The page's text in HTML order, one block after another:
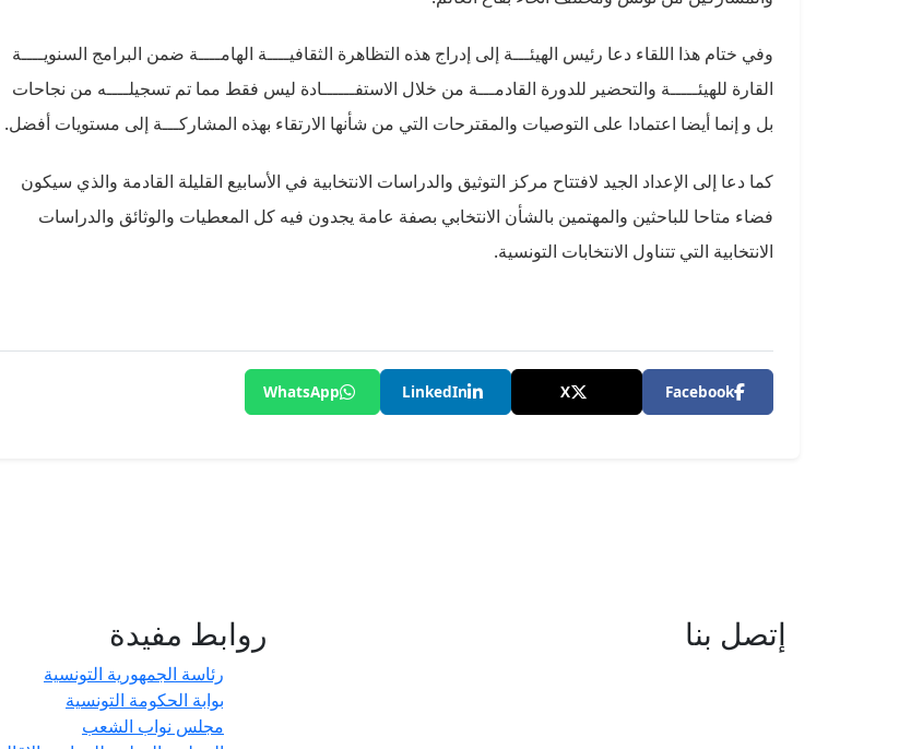
وفي ختام هذا اللقاء دعا رئيس الهيئـــة إلى إدراج هذه التظاهرة الثقافيــــة الهامــــة ضمن البرامج السنويــــة
القارة للهيئـــــة والتحضير للدورة القادمـــة من خلال الاستفــــــادة ليس فقط مما تم تسجيلــــه من نجاحات
بل و إنما أيضا اعتمادا على التوصيات والمقترحات التي من شأنها الارتقاء بهذه المشاركـــة إلى مستويات أفضل.
كما دعا إلى الإعداد الجيد لافتتاح مركز التوثيق والدراسات الانتخابية في الأسابيع القليلة القادمة والذي سيكون
فضاء متاحا للباحثين والمهتمين بالشأن الانتخابي بصفة عامة يجدون فيه كل المعطيات والوثائق والدراسات
الانتخابية التي تتناول الانتخابات التونسية.
Facebook
X
LinkedIn
WhatsApp
إتصل بنا روابط مفيدة
رئاسة الجمهورية التونسية
بوابة الحكومة التونسية
مجلس نواب الشعب